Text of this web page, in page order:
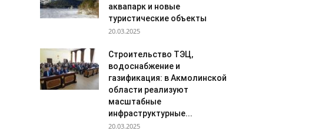
аквапарк и новые
туристические объекты
20.03.2025
Строительство ТЭЦ,
водоснабжение и
газификация: в Акмолинской
области реализуют
масштабные
инфраструктурные...
20.03.2025